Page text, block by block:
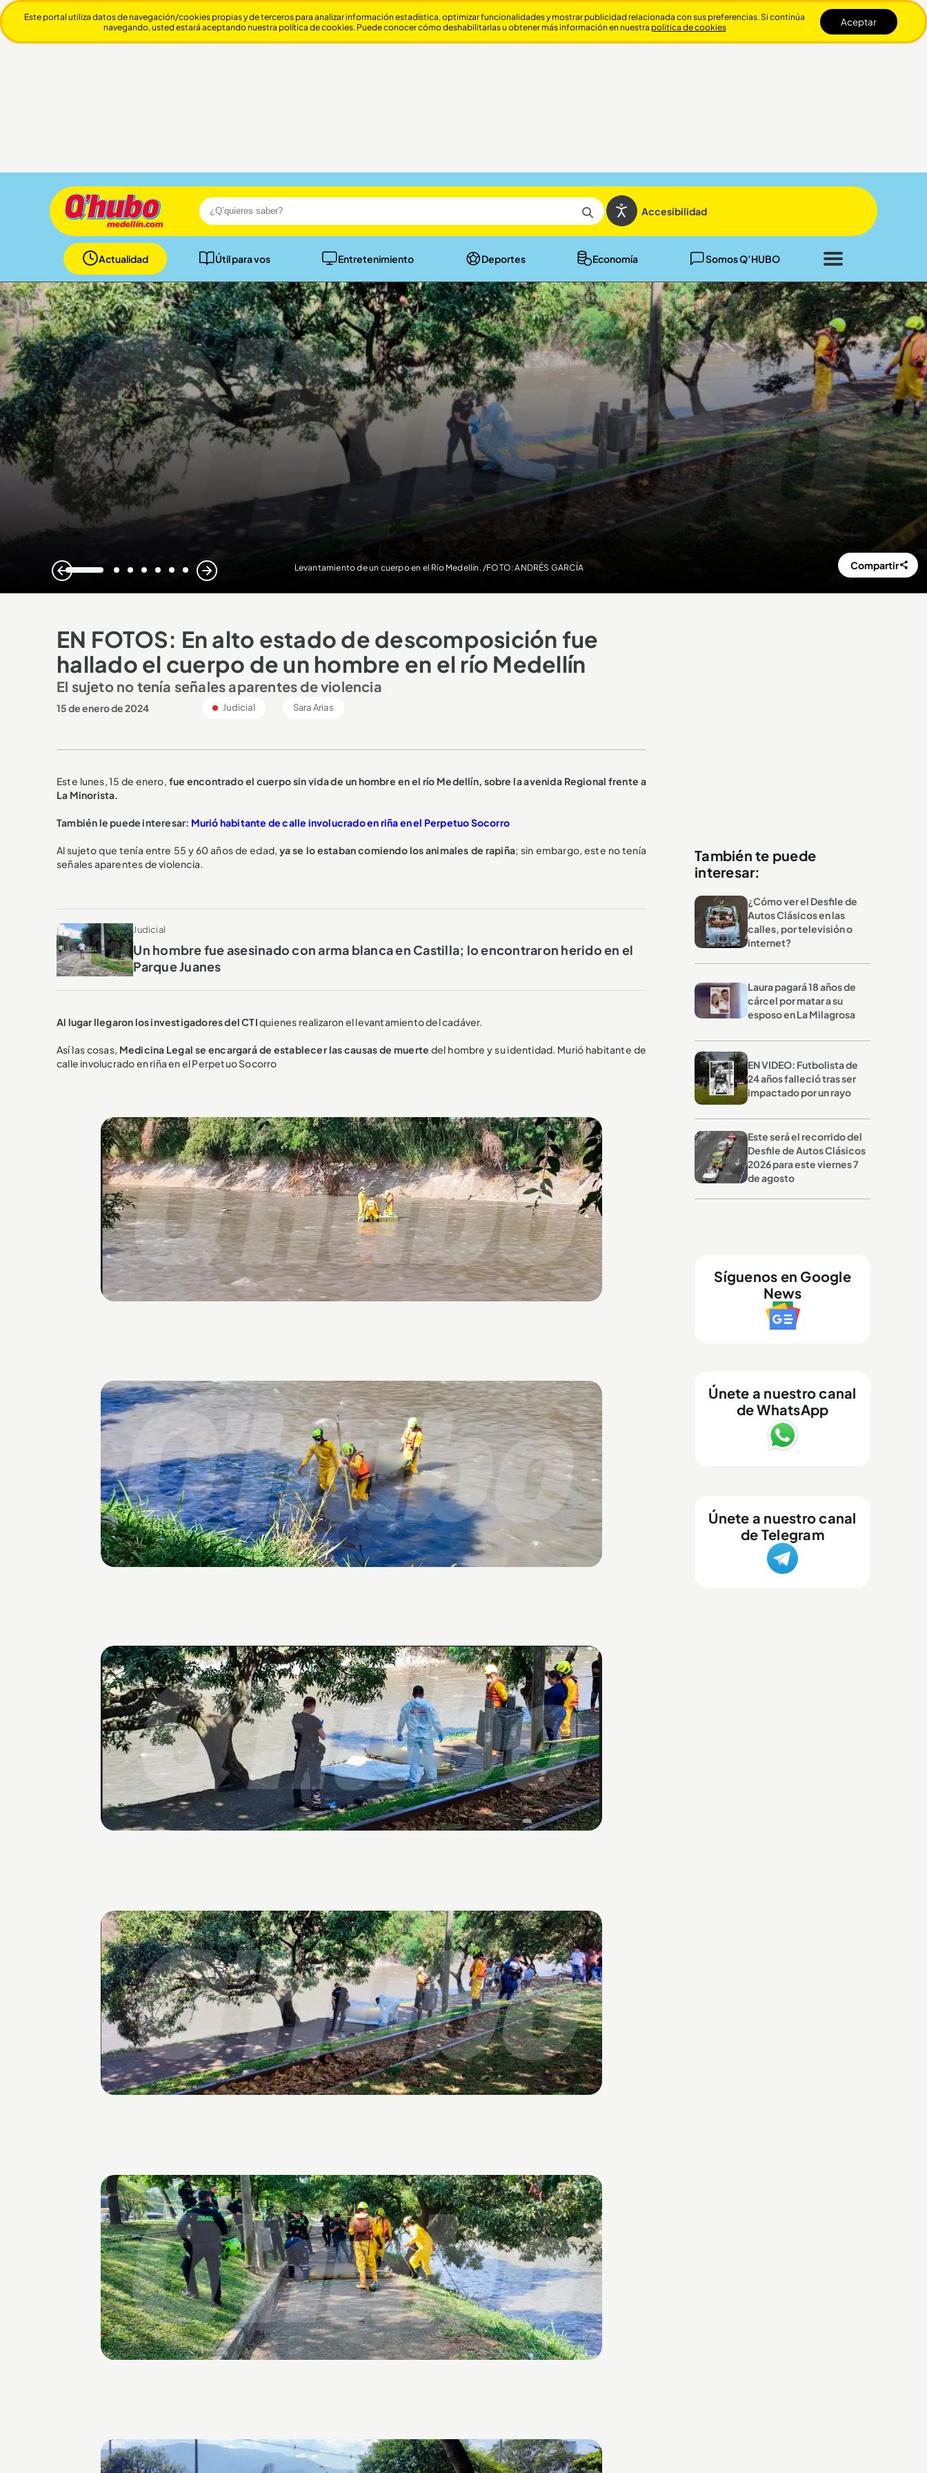
Accesibilidad
Actualidad Útil para vos Entretenimiento Deportes Economía Somos Q’HUBO
Cerrar
Levantamiento de un cuerpo en el Río Medellín. /FOTO: ANDRÉS GARCÍA
1 2 3 4 5 6 7
Compartir
EN FOTOS: En alto estado de descomposición fue
hallado el cuerpo de un hombre en el río Medellín
El sujeto no tenía señales aparentes de violencia
15 de enero de 2024 Judicial Sara Arias
Este lunes, 15 de enero, fue encontrado el cuerpo sin vida de un hombre en el río Medellín, sobre la avenida Regional frente a
La Minorista.
También le puede interesar: Murió habitante de calle involucrado en riña en el Perpetuo Socorro
Al sujeto que tenía entre 55 y 60 años de edad,ya se lo estaban comiendo los animales de rapiña; sin embargo, este no tenía
señales aparentes de violencia.
Judicial
Un hombre fue asesinado con arma blanca en Castilla; lo encontraron herido en el
Parque Juanes
Al lugar llegaron los investigadores del CTIquienes realizaron el levantamiento del cadáver.
Así las cosas, Medicina Legal se encargará de establecer las causas de muerte del hombre y su identidad. Murió habitante de
calle involucrado en riña en el Perpetuo Socorro
También te puede
interesar:
¿Cómo ver el Desfile de
Autos Clásicos en las
calles, por televisión o
internet?
Laura pagará 18 años de
cárcel por matar a su
esposo en La Milagrosa
EN VIDEO: Futbolista de
24 años falleció tras ser
impactado por un rayo
Este será el recorrido del
Desfile de Autos Clásicos
2026 para este viernes 7
de agosto
Síguenos en Google
News
Únete a nuestro canal
de WhatsApp
Únete a nuestro canal
de Telegram
Este portal utiliza datos de navegación/cookies propias y de terceros para analizar información estadística, optimizar funcionalidades y mostrar publicidad relacionada con sus preferencias. Si continúa
navegando, usted estará aceptando nuestra política de cookies. Puede conocer cómo deshabilitarlas u obtener más información en nuestra politica de cookies Aceptar